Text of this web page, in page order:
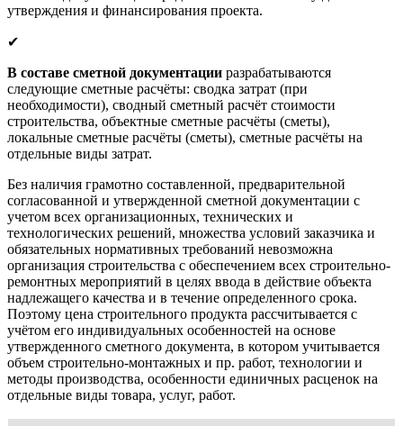
утверждения и финансирования проекта.
✔
В составе сметной документации разрабатываются
следующие сметные расчёты: сводка затрат (при
необходимости), сводный сметный расчёт стоимости
строительства, объектные сметные расчёты (сметы),
локальные сметные расчёты (сметы), сметные расчёты на
отдельные виды затрат.
Без наличия грамотно составленной, предварительной
согласованной и утвержденной сметной документации с
учетом всех организационных, технических и
технологических решений, множества условий заказчика и
обязательных нормативных требований невозможна
организация строительства с обеспечением всех строительно-
ремонтных мероприятий в целях ввода в действие объекта
надлежащего качества и в течение определенного срока.
Поэтому цена строительного продукта рассчитывается с
учётом его индивидуальных особенностей на основе
утвержденного сметного документа, в котором учитывается
объем строительно-монтажных и пр. работ, технологии и
методы производства, особенности единичных расценок на
отдельные виды товара, услуг, работ.